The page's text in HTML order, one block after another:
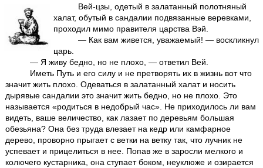
Вей-цзы, одетый в залатанный полотняный
халат, обутый в сандалии подвязанные веревками,
проходил мимо правителя царства Вэй.
— Как вам живется, уважаемый! — воскликнул
царь.
— Я живу бедно, но не плохо, — ответил Вей.
Иметь Путь и его силу и не претворять их в жизнь вот что
значит жить плохо. Одеваться в залатанный халат и носить
дырявые сандалии это значит жить бедно, но не плохо. Это
называется «родиться в недобрый час». Не приходилось ли вам
видеть, ваше величество, как лазает по деревьям большая
обезьяна? Она без труда влезает на кедр или камфарное
дерево, проворно прыгает с ветки на ветку так, что лучник не
успевает и прицелиться в нее. Попав же в заросли мелкого и
колючего кустарника, она ступает боком, неуклюже и озирается